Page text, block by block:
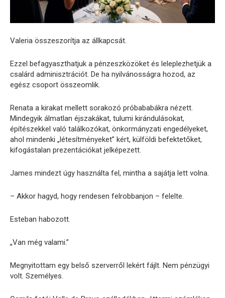
Valeria összeszorítja az állkapcsát.
Ezzel befagyaszthatjuk a pénzeszközöket és leleplezhetjük a
csalárd adminisztrációt. De ha nyilvánosságra hozod, az
egész csoport összeomlik.
Renata a kirakat mellett sorakozó próbababákra nézett.
Mindegyik álmatlan éjszakákat, tulumi kirándulásokat,
építészekkel való találkozókat, önkormányzati engedélyeket,
ahol mindenki „létesítményeket” kért, külföldi befektetőket,
kifogástalan prezentációkat jelképezett.
James mindezt úgy használta fel, mintha a sajátja lett volna.
– Akkor hagyd, hogy rendesen felrobbanjon – felelte.
Esteban habozott.
„Van még valami.”
Megnyitottam egy belső szerverről lekért fájlt. Nem pénzügyi
volt. Személyes.